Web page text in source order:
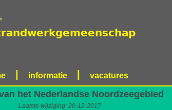
informatie vacatures
het Nederlandse Noordzeegebied
Laatste wijziging: 20-12-2017